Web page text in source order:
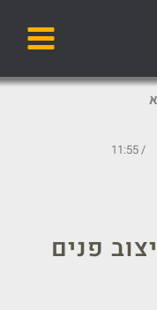
/
11:55
פנים